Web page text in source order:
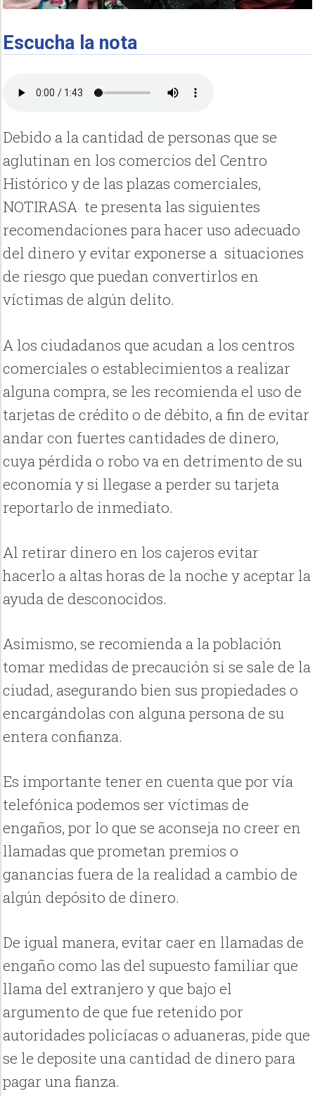
Escucha la nota
Debido a la cantidad de personas que se
aglutinan en los comercios del Centro
Histórico y de las plazas comerciales,
NOTIRASA te presenta las siguientes
recomendaciones para hacer uso adecuado
del dinero y evitar exponerse a situaciones
de riesgo que puedan convertirlos en
víctimas de algún delito.
A los ciudadanos que acudan a los centros
comerciales o establecimientos a realizar
alguna compra, se les recomienda el uso de
tarjetas de crédito o de débito, a fin de evitar
andar con fuertes cantidades de dinero,
cuya pérdida o robo va en detrimento de su
economía y si llegase a perder su tarjeta
reportarlo de inmediato.
Al retirar dinero en los cajeros evitar
hacerlo a altas horas de la noche y aceptar la
ayuda de desconocidos.
Asimismo, se recomienda a la población
tomar medidas de precaución si se sale de la
ciudad, asegurando bien sus propiedades o
encargándolas con alguna persona de su
entera confianza.
Es importante tener en cuenta que por vía
telefónica podemos ser víctimas de
engaños, por lo que se aconseja no creer en
llamadas que prometan premios o
ganancias fuera de la realidad a cambio de
algún depósito de dinero.
De igual manera, evitar caer en llamadas de
engaño como las del supuesto familiar que
llama del extranjero y que bajo el
argumento de que fue retenido por
autoridades policíacas o aduaneras, pide que
se le deposite una cantidad de dinero para
pagar una fianza.